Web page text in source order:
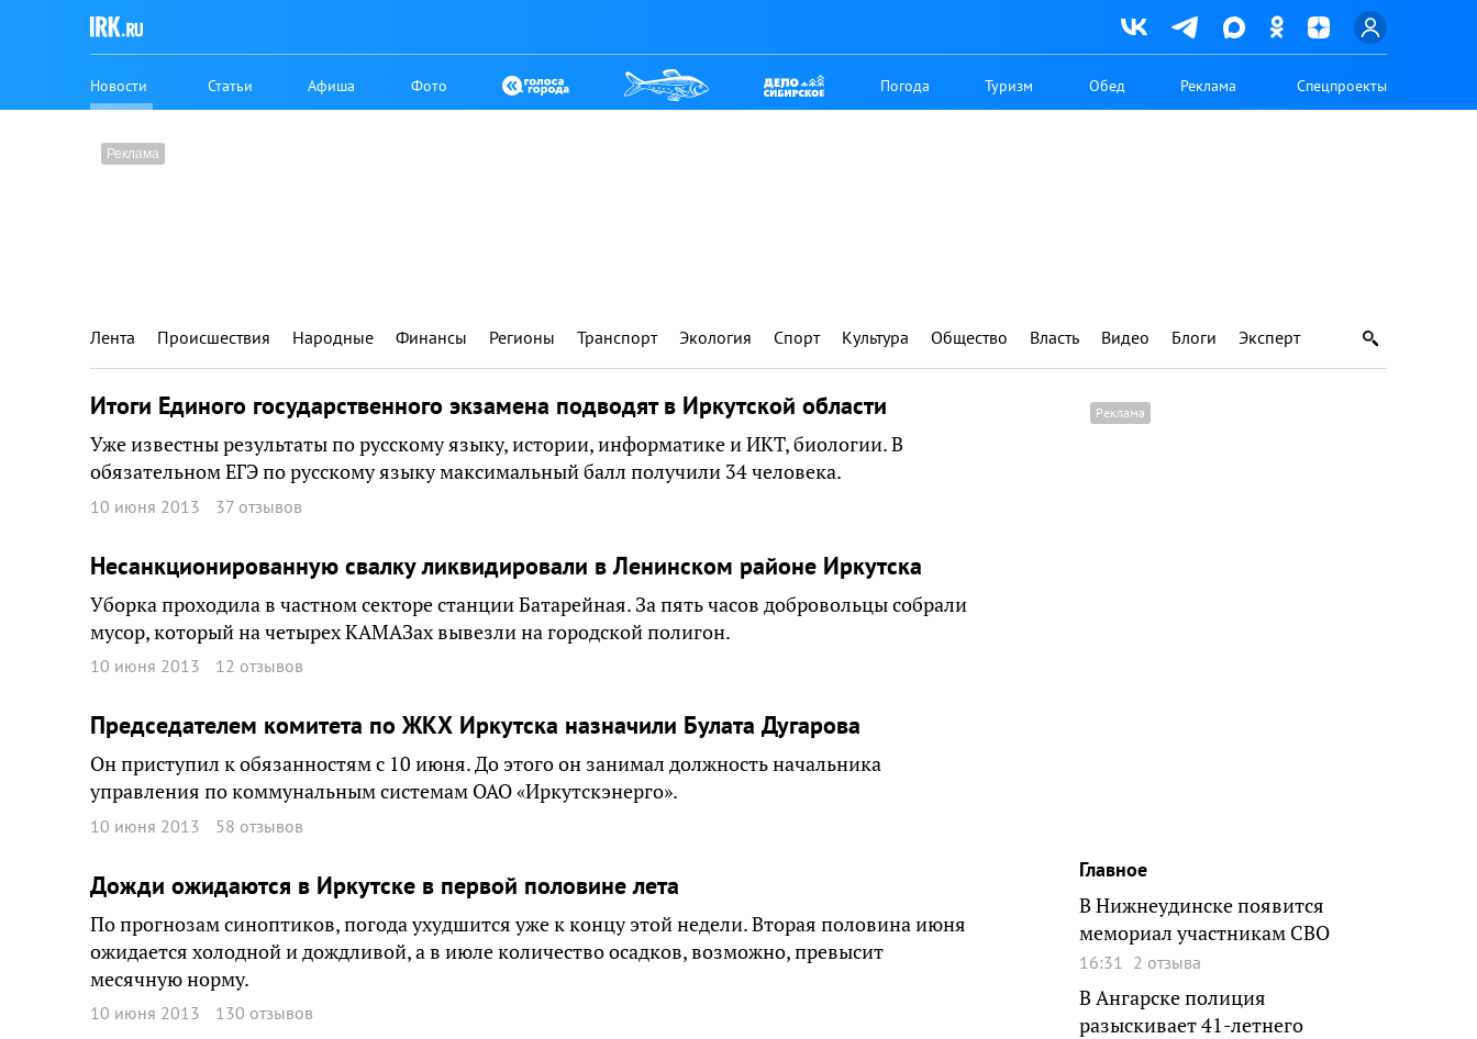
Новости Статьи Афиша Фото Погода Туризм Обед Реклама Спецпроекты
Лента Происшествия Народные Финансы Регионы Транспорт Экология Спорт Культура Общество Власть Видео Блоги Эксперт
Итоги Единого государственного экзамена подводят в Иркутской области
Уже известны результаты по русскому языку, истории, информатике и ИКТ, биологии. В
обязательном ЕГЭ по русскому языку максимальный балл получили 34 человека.
10 июня 2013 37 отзывов
Несанкционированную свалку ликвидировали в Ленинском районе Иркутска
Уборка проходила в частном секторе станции Батарейная. За пять часов добровольцы собрали
мусор, который на четырех КАМАЗах вывезли на городской полигон.
10 июня 2013 12 отзывов
Председателем комитета по ЖКХ Иркутска назначили Булата Дугарова
Он приступил к обязанностям с 10 июня. До этого он занимал должность начальника
управления по коммунальным системам ОАО «Иркутскэнерго».
10 июня 2013 58 отзывов
Дожди ожидаются в Иркутске в первой половине лета
По прогнозам синоптиков, погода ухудшится уже к концу этой недели. Вторая половина июня
ожидается холодной и дождливой, а в июле количество осадков, возможно, превысит
месячную норму.
10 июня 2013 130 отзывов
Главное
В Нижнеудинске появится
мемориал участникам СВО
16:31 2 отзыва
В Ангарске полиция
разыскивает 41-летнего